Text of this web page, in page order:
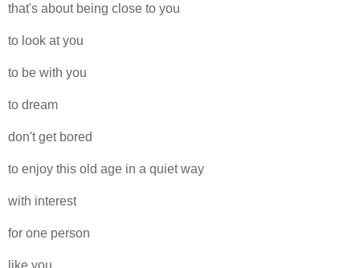
that's about being close to you
to look at you
to be with you
to dream
don't get bored
to enjoy this old age in a quiet way
with interest
for one person
like you